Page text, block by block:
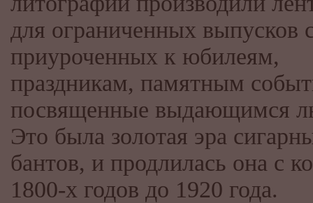
для ограниченных выпусков
приуроченных к юбилеям,
праздникам, памятным
посвященные выдающимся
Это была золотая эра
бантов, и продлилась она с
1800-х годов до 1920 года.